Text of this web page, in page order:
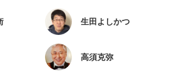
生田よしかつ
高須克弥